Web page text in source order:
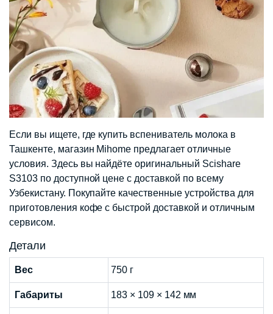
Если вы ищете, где купить вспениватель молока в
Ташкенте, магазин Mihome предлагает отличные
условия. Здесь вы найдёте оригинальный Scishare
S3103 по доступной цене с доставкой по всему
Узбекистану. Покупайте качественные устройства для
приготовления кофе с быстрой доставкой и отличным
сервисом.​
Детали
Вес 750 г
Габариты 183 × 109 × 142 мм